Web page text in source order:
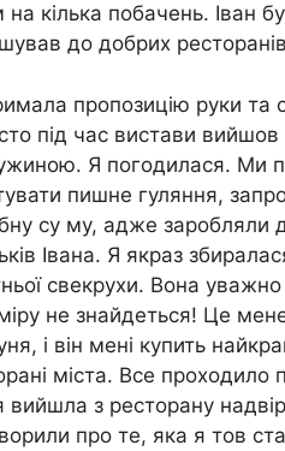
на кілька побачень. Іван
до добрих
пропозицію руки та
під час вистави вийшов
Я погодилася. Ми
пишне гуляння,
су му, адже заробляли
Івана. Я якраз
свекрухи. Вона
не знайдеться! Це
і він мені купить
міста. Все
вийшла з ресторану
про те, яка я тов